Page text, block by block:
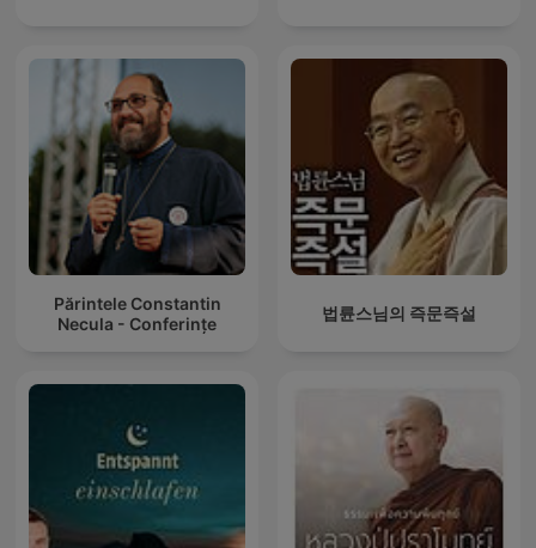
Părintele Constantin
Necula - Conferințe
법륜스님의 즉문즉설